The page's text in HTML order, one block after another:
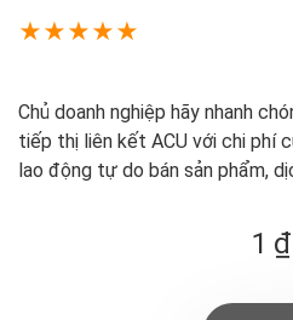
★★★★★
Chủ doanh nghiệp hãy nhanh
tiếp thị liên kết ACU với chi phí
lao động tự do bán sản phẩm,
1 ₫